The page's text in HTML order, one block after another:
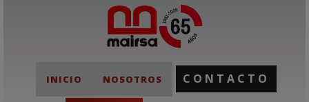
INICIO NOSOTROS CONTACTO